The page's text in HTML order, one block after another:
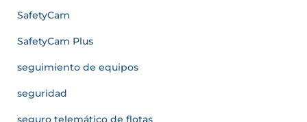
SafetyCam
SafetyCam Plus
seguimiento de equipos
seguridad
seguro telemático de flotas